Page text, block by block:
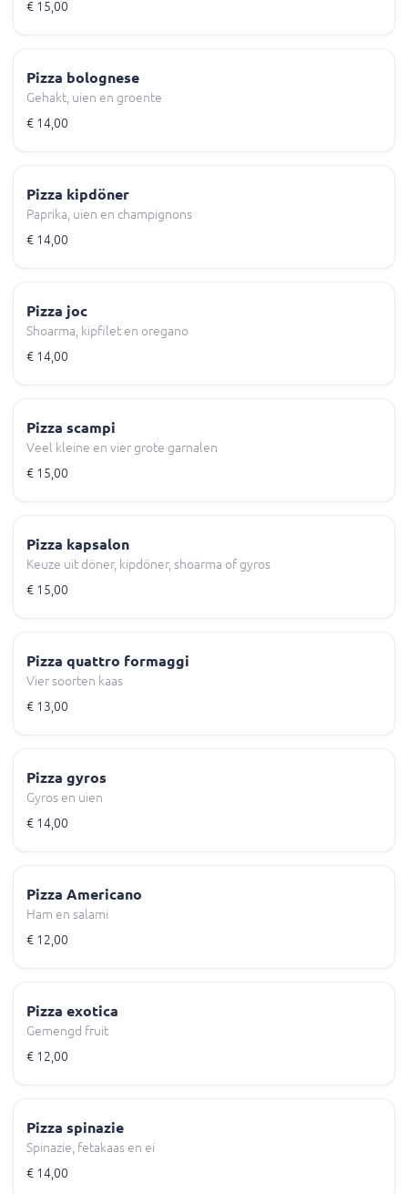
€ 15,00
Pizza bolognese
Gehakt, uien en groente
€ 14,00
Pizza kipdöner
Paprika, uien en champignons
€ 14,00
Pizza joc
Shoarma, kipfilet en oregano
€ 14,00
Pizza scampi
Veel kleine en vier grote garnalen
€ 15,00
Pizza kapsalon
Keuze uit döner, kipdöner, shoarma of gyros
€ 15,00
Pizza quattro formaggi
Vier soorten kaas
€ 13,00
Pizza gyros
Gyros en uien
€ 14,00
Pizza Americano
Ham en salami
€ 12,00
Pizza exotica
Gemengd fruit
€ 12,00
Pizza spinazie
Spinazie, fetakaas en ei
€ 14,00